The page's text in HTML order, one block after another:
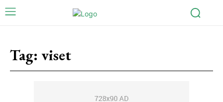
Tag: viset